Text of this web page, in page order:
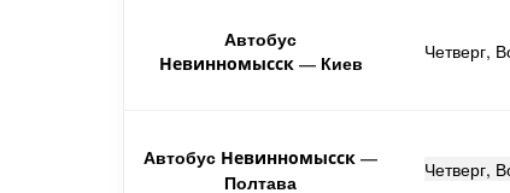
Автобус
Невинномысск — Киев Четверг,
Автобус Невинномысск —
Полтава
Четверг,